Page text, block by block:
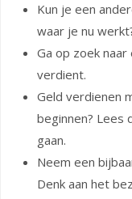
Kun je een
waar je nu
Ga op zoek
verdient.
Geld verdienen
beginnen? Lees
gaan.
Neem een
Denk aan het